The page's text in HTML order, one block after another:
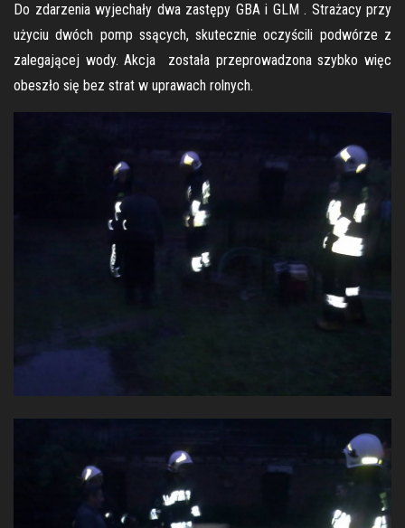
Do zdarzenia wyjechały dwa zastępy GBA i GLM . Strażacy przy
użyciu dwóch pomp ssących, skutecznie oczyścili podwórze z
zalegającej wody. Akcja została przeprowadzona szybko więc
obeszło się bez strat w uprawach rolnych.